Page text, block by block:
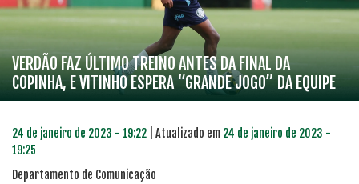
VERDÃO FAZ ÚLTIMO TREINO ANTES DA FINAL DA
COPINHA, E VITINHO ESPERA “GRANDE JOGO” DA EQUIPE
24 de janeiro de 2023 - 19:22 | Atualizado em 24 de janeiro de 2023 -
19:25
Departamento de Comunicação